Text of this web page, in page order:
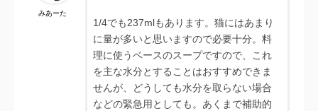
みあーた
1/4でも237mlもあります。猫にはあまり
に量が多いと思いますので必要十分。料
理に使うベースのスープですので、これ
を主な水分とすることはおすすめできま
せんが、どうしても水分を取らない場合
などの緊急用としても。あくまで補助的